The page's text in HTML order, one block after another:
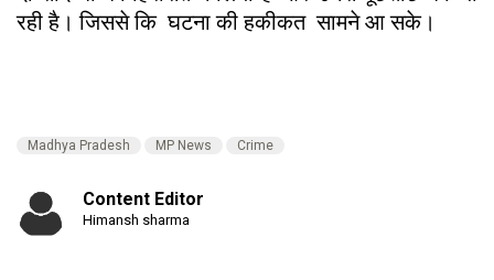
रही है। जिससे कि घटना की हकीकत सामने आ सके।
Madhya Pradesh MP News Crime
Content Editor
Himansh sharma